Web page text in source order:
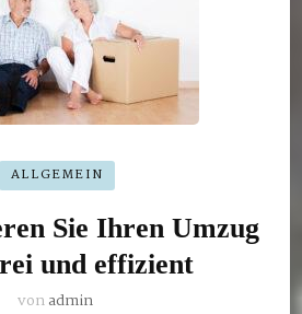
ALLGEMEIN
Sie Ihren Umzug
und effizient
vonadmin